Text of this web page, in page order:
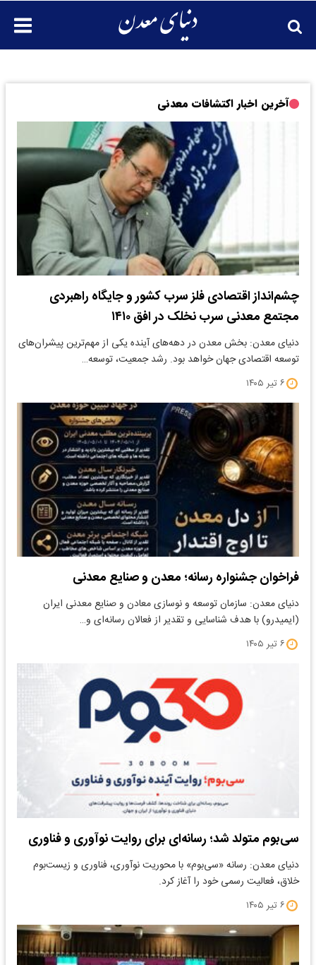
آخرین اخبار اکتشافات معدنی
چشم‌انداز اقتصادی فلز سرب کشور و جایگاه راهبردی
مجتمع معدنی سرب نخلک در افق ۱۴۱۰
دنیای معدن: بخش معدن در دهه‌های آینده یکی از مهم‌ترین پیشران‌های
توسعه اقتصادی جهان خواهد بود. رشد جمعیت، توسعه…
۶ تیر ۱۴۰۵
فراخوان جشنواره رسانه؛ معدن و صنایع معدنی
دنیای معدن: سازمان توسعه و نوسازی معادن و صنایع معدنی ایران
(ایمیدرو) با هدف شناسایی و تقدیر از فعالان رسانه‌ای و…
۶ تیر ۱۴۰۵
سی‌بوم متولد شد؛ رسانه‌ای برای روایت نوآوری و فناوری
دنیای معدن: رسانه «سی‌بوم» با محوریت نوآوری، فناوری و زیست‌بوم
خلاق، فعالیت رسمی خود را آغاز کرد.
۶ تیر ۱۴۰۵